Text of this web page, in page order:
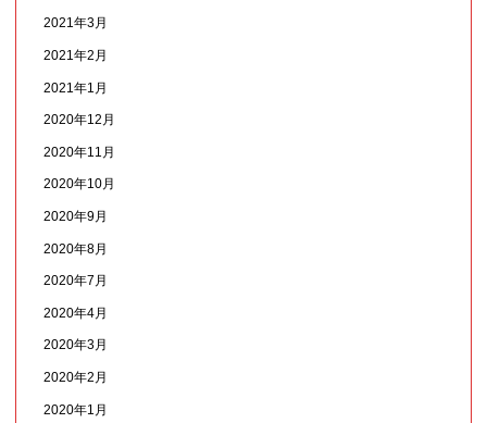
2021年3月
2021年2月
2021年1月
2020年12月
2020年11月
2020年10月
2020年9月
2020年8月
2020年7月
2020年4月
2020年3月
2020年2月
2020年1月